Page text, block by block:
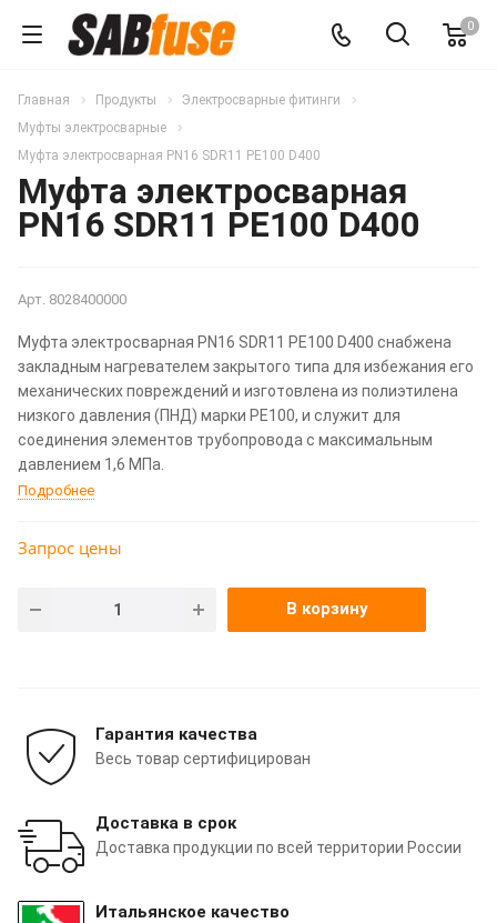
0
Главная Продукты
Электросварные фитинги
Муфты электросварные
Муфта электросварная PN16 SDR11 PE100 D400
Муфта электросварная
PN16 SDR11 PE100 D400
Арт. 8028400000
Муфта электросварная PN16 SDR11 PE100 D400 снабжена
закладным нагревателем закрытого типа для избежания его
механических повреждений и изготовлена из полиэтилена
низкого давления (ПНД) марки PE100, и служит для
соединения элементов трубопровода с максимальным
давлением 1,6 МПа.
Подробнее
Запрос цены
В корзину
Гарантия качества
Весь товар сертифицирован
Доставка в срок
Доставка продукции по всей территории России
Итальянское качество